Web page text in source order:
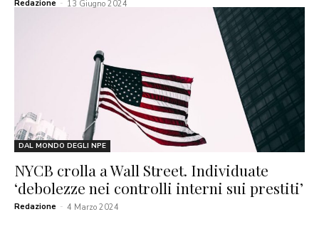
Redazione - 13 Giugno 2024
DAL MONDO DEGLI NPE
NYCB crolla a Wall Street. Individuate
‘debolezze nei controlli interni sui prestiti’
Redazione - 4 Marzo 2024